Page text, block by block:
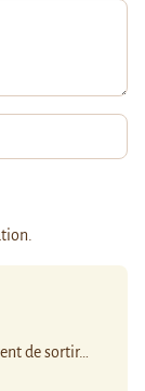
de sortir…